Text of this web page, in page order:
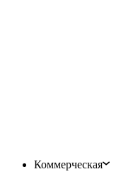
Коммерческая